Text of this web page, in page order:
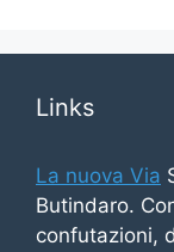
Links
La nuova Via
Butindaro.
confutazioni,